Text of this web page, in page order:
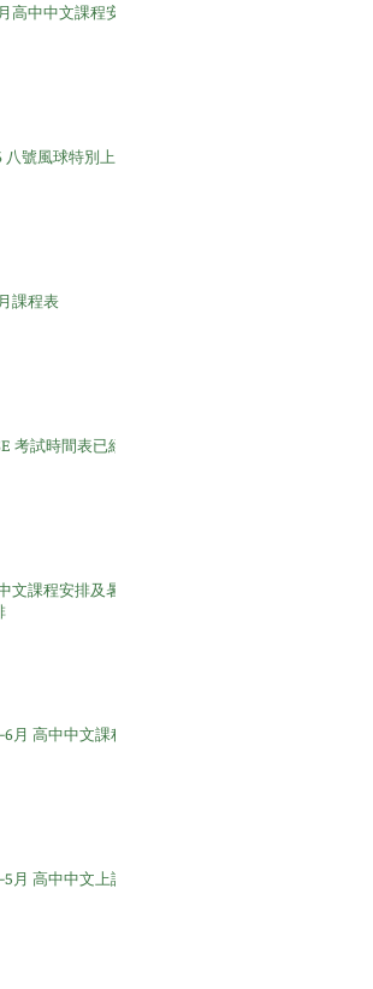
高中中文課程安
八號風球特別上
課程表
考試時間表已經
文課程安排及暑
月 高中中文課程
月 高中中文上課